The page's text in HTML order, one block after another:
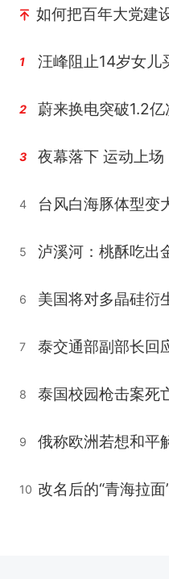
如何把百年大党建
1 汪峰阻止14岁女儿
2 蔚来换电突破1.2亿
3 夜幕落下 运动上场
4
5
6
7
8 泰国校园枪击案死
9
10 改名后的“青海拉面